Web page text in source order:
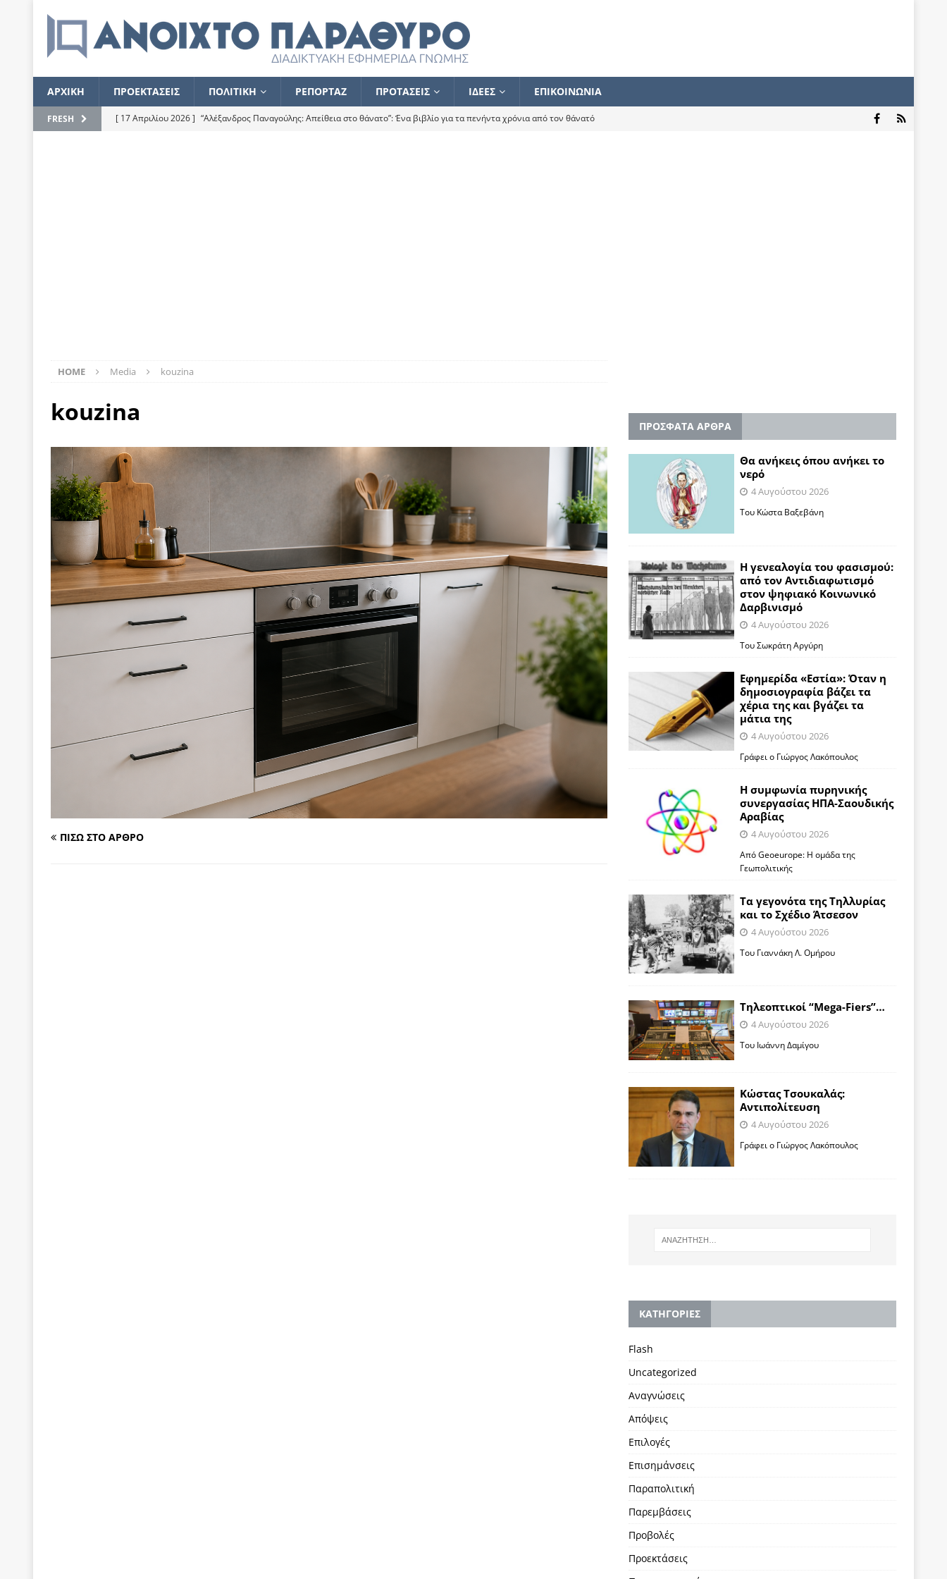
ΑΡΧΙΚΗ ΠΡΟΕΚΤΑΣΕΙΣ ΠΟΛΙΤΙΚΗ ΡΕΠΟΡΤΑΖ ΠΡΟΤΑΣΕΙΣ ΙΔΕΕΣ ΕΠΙΚΟΙΝΩΝΙΑ
FRESH [ 17 Απριλίου 2026 ] “Αλέξανδρος Παναγούλης: Απείθεια στο θάνατο”: Ένα βιβλίο για τα πενήντα χρόνια από τον θάνατό
ΠΑΡΕΜΒΑΣΕΙΣ
[ 4 Αυγούστου 2026 ]
Η συμφωνία πυρηνικής συνεργασίας ΗΠΑ-Σαουδικής Αραβίας
[ 4 Αυγούστου 2026 ]
Τα γεγονότα της Τηλλυρίας και το Σχέδιο Άτσεσον
ΑΠΟΨΕΙΣ
[ 4 Αυγούστου 2026 ]
Tηλεοπτικοί “Mega-Fiers”…
ΑΠΟΨΕΙΣ
[ 4 Αυγούστου 2026 ]
[ 4 Αυγούστου 2026 ] Ο Ιωάννης Μεταξάς και η 4η Αυγούστου: Πώς ένας αποτυχημένος κοινοβουλευτικός έγινε
δικτάτορας
ΕΠΙΛΟΓΕΣ
[ 3 Αυγούστου 2026 ] Η ελευθεροτυπία δεν απειλείται και δεν εκβιάζεται
ΠΑΡΕΜΒΑΣΕΙΣ
[ 3 Αυγούστου 2026 ]
ΠΑΣΟΚ ή ΕΛ.ΑΣ.; Γιατί η μάχη της δεύτερης θέσης είναι (πολύ) ανοιχτή ακόμη. Προς αναμέτρηση
των δύο κομμάτων και όχι Ανδρουλάκη -Τσίπρα.
ΑΠΟΨΕΙΣ
[ 3 Αυγούστου 2026 ]
Η τραγωδία της δημοκρατικής παράταξης: Ο λαός θέλει, αλλά τα κόμματα της αντιπολίτευσης δεν
ΠΡΟΕΚΤΑΣΕΙΣ
[ 3 Αυγούστου 2026 ] Γιατί λιγοστεύουν «τα χρόνια της αθωότητας;» Το «αίνιγμα»και η «λύση» του μέσα από τον
εμβληματικό «Πολίτη Κέιν»
[ 3 Αυγούστου 2026 ]
Το Νομικό DNA του Υπερταμείου και οι Ρήτρες του ESM
Το γάλλιο και η γεωπολιτική ισχύς για την Ελλάδα
[ 3 Αυγούστου 2026 ] «Εδοξάσθη κρυπτομένη και εγελοιοποιήθη εμφανιζόμενη»: Το άδοξο βήμα της Μ. Καρυστιανού
ΠΑΡΕΜΒΑΣΕΙΣ
HOME Media kouzina
kouzina
ΠΙΣΩ ΣΤΟ ΑΡΘΡΟ
ΠΡΟΣΦΑΤΑ ΑΡΘΡΑ
Θα ανήκεις όπου ανήκει το
νερό
4 Αυγούστου 2026
Του Κώστα Βαξεβάνη
Η γενεαλογία του φασισμού:
από τον Αντιδιαφωτισμό
στον ψηφιακό Κοινωνικό
Δαρβινισμό
4 Αυγούστου 2026
Του Σωκράτη Αργύρη
Εφημερίδα «Εστία»: Όταν η
δημοσιογραφία βάζει τα
χέρια της και βγάζει τα
μάτια της
4 Αυγούστου 2026
Γράφει ο Γιώργος Λακόπουλος
Η συμφωνία πυρηνικής
συνεργασίας ΗΠΑ-Σαουδικής
Αραβίας
4 Αυγούστου 2026
Από Geoeurope: H ομάδα της
Γεωπολιτικής
Τα γεγονότα της Τηλλυρίας
και το Σχέδιο Άτσεσον
4 Αυγούστου 2026
Toυ Γιαννάκη Λ. Ομήρου
Tηλεοπτικοί “Mega-Fiers”…
4 Αυγούστου 2026
Toυ Ιωάννη Δαμίγου
Κώστας Τσουκαλάς:
Αντιπολίτευση
4 Αυγούστου 2026
Γράφει ο Γιώργος Λακόπουλος
KΑΤΗΓΟΡΙΕΣ
Flash
Uncategorized
Αναγνώσεις
Απόψεις
Επιλογές
Επισημάνσεις
Παραπολιτική
Παρεμβάσεις
Προβολές
Προεκτάσεις